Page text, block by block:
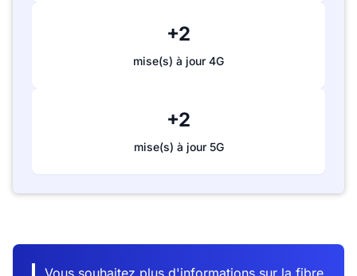
+2
mise(s) à jour 4G
+2
mise(s) à jour 5G
Vous souhaitez plus d'informations sur la fibre